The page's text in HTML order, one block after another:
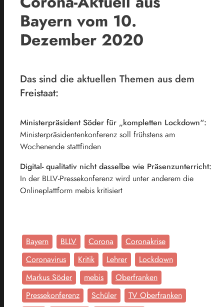
Bayern vom 10.
Dezember 2020
Das sind die aktuellen Themen aus dem
Freistaat:
Ministerpräsident Söder für „kompletten Lockdown“:
Ministerpräsidentenkonferenz soll frühstens am
Wochenende stattfinden
Digital- qualitativ nicht dasselbe wie Präsenzunterricht:
In der BLLV-Pressekonferenz wird unter anderem die
Onlineplattform mebis kritisiert
Bayern BLLV Corona
Coronakrise
Coronavirus
Kritik Lehrer
Lockdown
Markus Söder
mebis
Oberfranken
Pressekonferenz
Schüler
TV Oberfranken